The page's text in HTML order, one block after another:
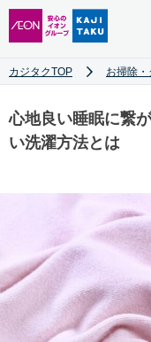
カジタクTOP お掃除
心地良い睡眠に繋
い洗濯方法とは